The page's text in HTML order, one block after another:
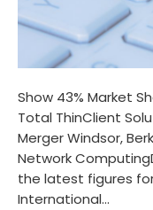
Show 43% Market
Total ThinClient
Merger Windsor,
Network
the latest figures
International...